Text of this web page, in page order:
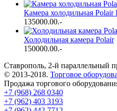
Камера холодильная
135000.00.-
Холодильная камера Polair
150000.00.-
Ставрополь, 2-й параллельный
© 2013-2018. Торговое
Продажа торгового
+7 (968) 268 0340
+7 (962) 403 3193